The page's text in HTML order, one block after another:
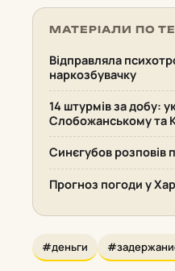
МАТЕРІАЛИ ПО
Відправляла
наркозбувачку
14 штурмів за добу:
Слобожанському та
Синєгубов розповів
Прогноз погоди у
#деньги